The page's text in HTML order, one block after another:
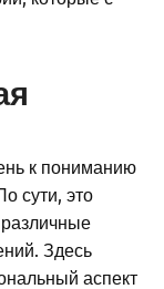
к пониманию
сути, это
Здесь
аспект